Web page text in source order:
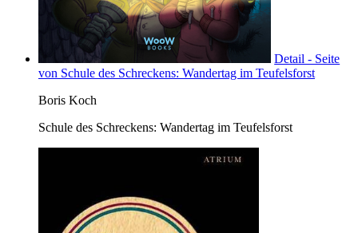
Detail - Seite
von Schule des Schreckens: Wandertag im Teufelsforst
Boris Koch
Schule des Schreckens: Wandertag im Teufelsforst